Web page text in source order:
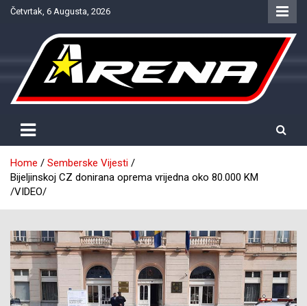
SkipČetvrtak, 6 Augusta, 2026
NTV Arena
Home
Semberske Vijesti
Bijeljinskoj CZ donirana oprema vrijedna oko 80.000 KM
/VIDEO/